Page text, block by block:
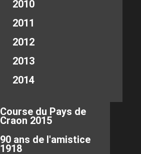
2010
2011
2012
2013
2014
Course du Pays de
Craon 2015
90 ans de l'amistice
1918